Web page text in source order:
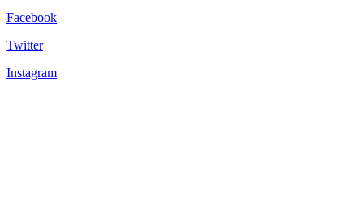
Facebook
Twitter
Instagram